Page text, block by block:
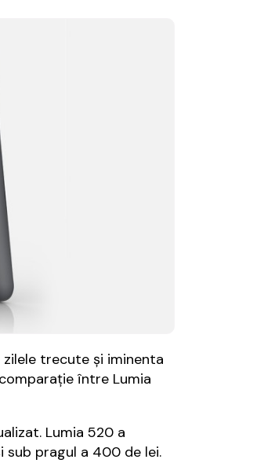
trecute și iminenta
între Lumia
Lumia 520 a
pragul a 400 de lei.